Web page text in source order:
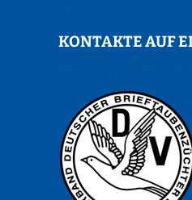
KONTAKTE AUF